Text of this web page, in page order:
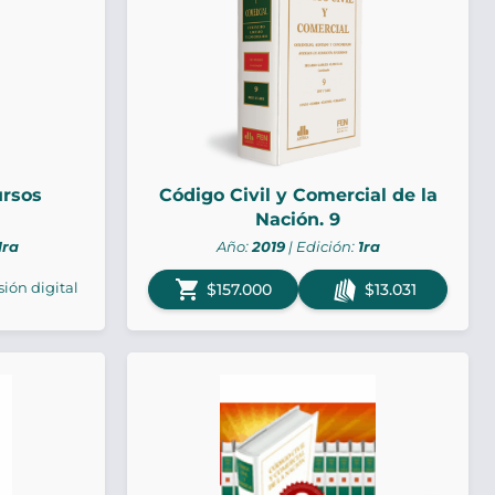
digital
Código Civil y Comercial de la
Nación. 9
Año:2019| Edición: 1ra
shopping_cart $157.000 $13.031